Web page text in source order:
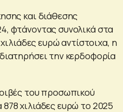
και διάθεσης
φτάνοντας συνολικά στα
ευρώ αντίστοιχα, η
την κερδοφορία
του προσωπικού
χιλιάδες ευρώ το 2025